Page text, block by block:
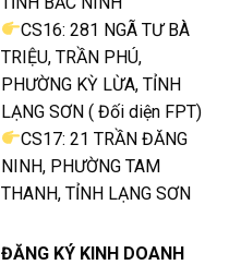
CS16: 281 NGÃ TƯ BÀ
TRIỆU, TRẦN PHÚ,
PHƯỜNG KỲ LỪA, TỈNH
LẠNG SƠN ( Đối diện FPT)
CS17: 21 TRẦN ĐĂNG
NINH, PHƯỜNG TAM
THANH, TỈNH LẠNG SƠN
ĐĂNG KÝ KINH DOANH